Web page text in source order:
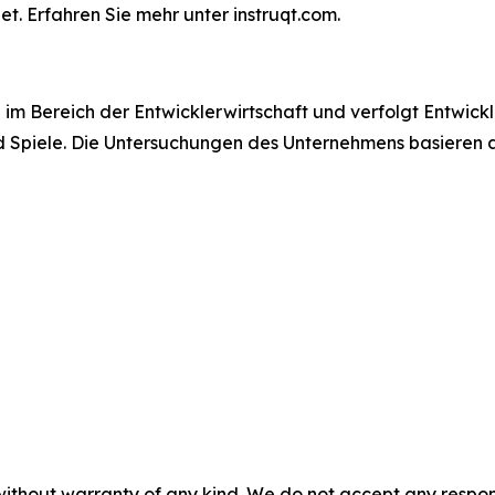
Erfahren Sie mehr unter instruqt.com.
Bereich der Entwicklerwirtschaft und verfolgt
Die Untersuchungen des Unternehmens